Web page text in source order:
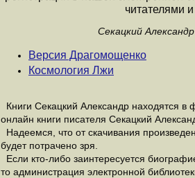
читателями
Секацкий
Версия Драгомощенко
Космология Лжи
Книги Секацкий Александр находятся
онлайн книги писателя Секацкий
Надеемся, что от скачивания
будет потрачено зря.
Если кто-либо заинтересуется
то администрация электронной